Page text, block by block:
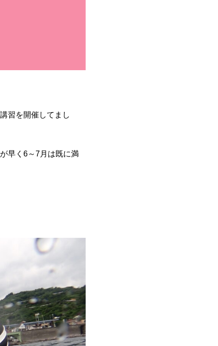
習を開催してまし
早く6～7月は既に満